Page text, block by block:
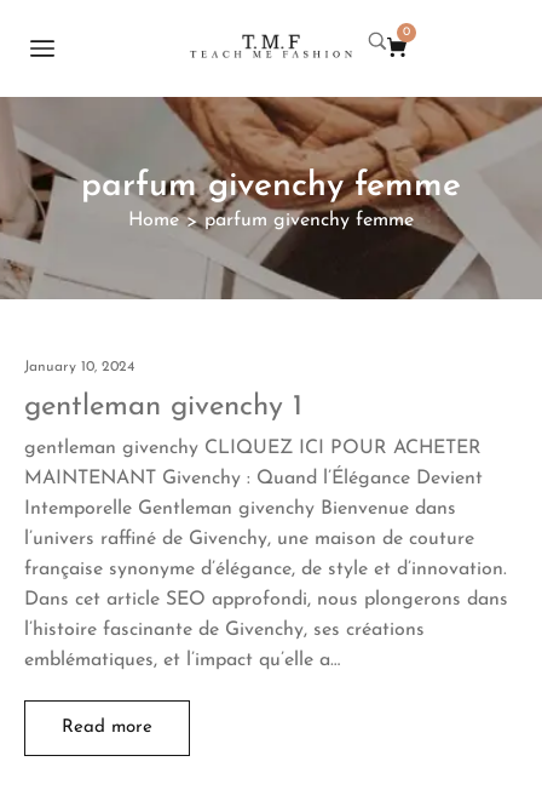
0
parfum givenchy femme
Home > parfum givenchy femme
January 10, 2024
gentleman givenchy 1
gentleman givenchy CLIQUEZ ICI POUR ACHETER
MAINTENANT Givenchy : Quand l’Élégance Devient
Intemporelle Gentleman givenchy Bienvenue dans
l’univers raffiné de Givenchy, une maison de couture
française synonyme d’élégance, de style et d’innovation.
Dans cet article SEO approfondi, nous plongerons dans
l’histoire fascinante de Givenchy, ses créations
emblématiques, et l’impact qu’elle a…
Read more